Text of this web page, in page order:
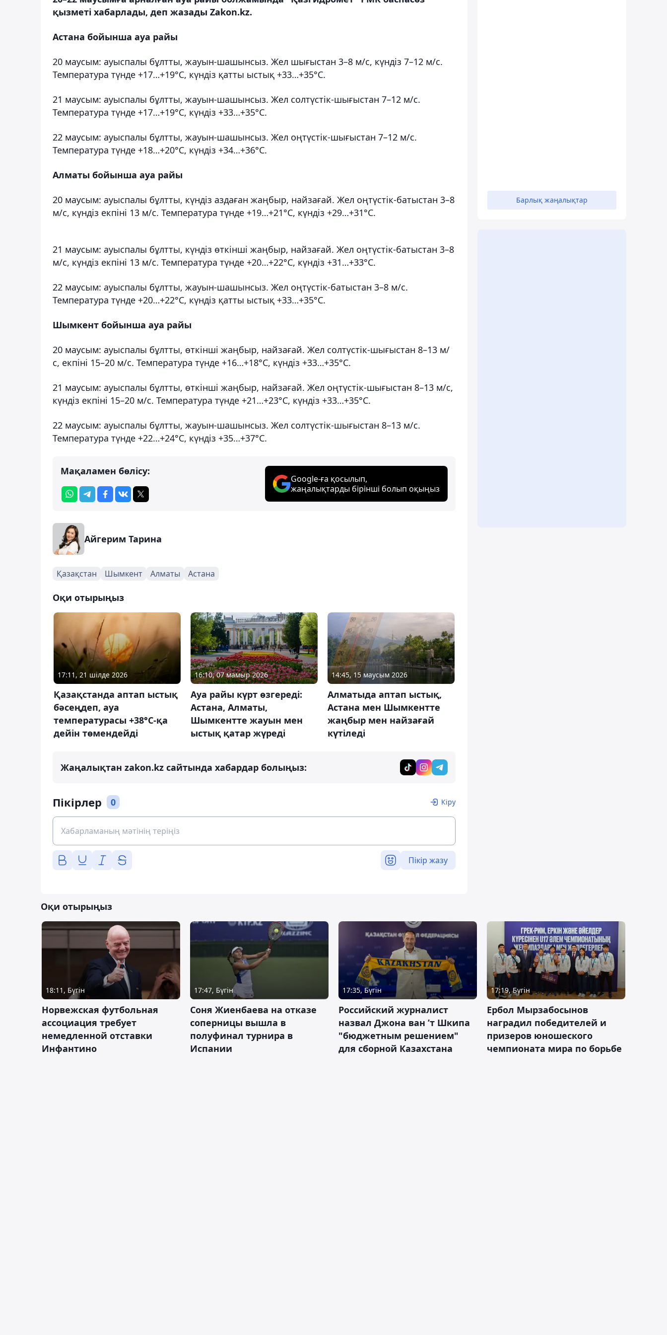
қызметі хабарлады, деп жазады Zakon.kz.
Астана бойынша ауа райы
20 маусым: ауыспалы бұлтты, жауын-шашынсыз. Жел шығыстан 3–8 м/с, күндіз 7–12 м/с.
Температура түнде +17…+19°С, күндіз қатты ыстық +33…+35°С.
21 маусым: ауыспалы бұлтты, жауын-шашынсыз. Жел солтүстік-шығыстан 7–12 м/с.
Температура түнде +17…+19°С, күндіз +33…+35°С.
22 маусым: ауыспалы бұлтты, жауын-шашынсыз. Жел оңтүстік-шығыстан 7–12 м/с.
Температура түнде +18…+20°С, күндіз +34…+36°С.
Алматы бойынша ауа райы
20 маусым: ауыспалы бұлтты, күндіз аздаған жаңбыр, найзағай. Жел оңтүстік-батыстан 3–8
м/с, күндіз екпіні 13 м/с. Температура түнде +19…+21°С, күндіз +29…+31°С.
21 маусым: ауыспалы бұлтты, күндіз өткінші жаңбыр, найзағай. Жел оңтүстік-батыстан 3–8
м/с, күндіз екпіні 13 м/с. Температура түнде +20…+22°С, күндіз +31…+33°С.
22 маусым: ауыспалы бұлтты, жауын-шашынсыз. Жел оңтүстік-батыстан 3–8 м/с.
Температура түнде +20…+22°С, күндіз қатты ыстық +33…+35°С.
Шымкент бойынша ауа райы
20 маусым: ауыспалы бұлтты, өткінші жаңбыр, найзағай. Жел солтүстік-шығыстан 8–13 м/
с, екпіні 15–20 м/с. Температура түнде +16…+18°С, күндіз +33…+35°С.
21 маусым: ауыспалы бұлтты, өткінші жаңбыр, найзағай. Жел оңтүстік-шығыстан 8–13 м/с,
күндіз екпіні 15–20 м/с. Температура түнде +21…+23°С, күндіз +33…+35°С.
22 маусым: ауыспалы бұлтты, жауын-шашынсыз. Жел солтүстік-шығыстан 8–13 м/с.
Температура түнде +22…+24°С, күндіз +35…+37°С.
Мақаламен бөлісу:
Google-ға қосылып,
жаңалықтарды бірінші болып оқыңыз
Айгерим Тарина
Қазақстан Шымкент Алматы Астана
Оқи отырыңыз
17:11, 21 шілде 2026
Қазақстанда аптап ыстық
бәсеңдеп, ауа
температурасы +38°С-қа
дейін төмендейді
16:10, 07 мамыр 2026
Ауа райы күрт өзгереді:
Астана, Алматы,
Шымкентте жауын мен
ыстық қатар жүреді
14:45, 15 маусым 2026
Алматыда аптап ыстық,
Астана мен Шымкентте
жаңбыр мен найзағай
күтіледі
Жаңалықтан zakon.kz сайтында хабардар болыңыз:
Пікірлер 0 Кіру
Пікір жазу
Барлық жаңалықтар
Оқи отырыңыз
18:11, Бүгін
Норвежская футбольная
ассоциация требует
немедленной отставки
Инфантино
17:47, Бүгін
Соня Жиенбаева на отказе
соперницы вышла в
полуфинал турнира в
Испании
17:35, Бүгін
Российский журналист
назвал Джона ван ’т Шкипа
"бюджетным решением"
для сборной Казахстана
17:19, Бүгін
Ербол Мырзабосынов
наградил победителей и
призеров юношеского
чемпионата мира по борьбе